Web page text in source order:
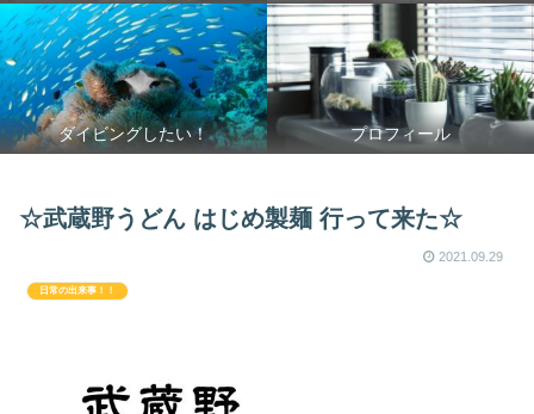
ダイビングしたい！ プロフィール
☆武蔵野うどん はじめ製麺 行って来た☆
2021.09.29
日常の出来事！！